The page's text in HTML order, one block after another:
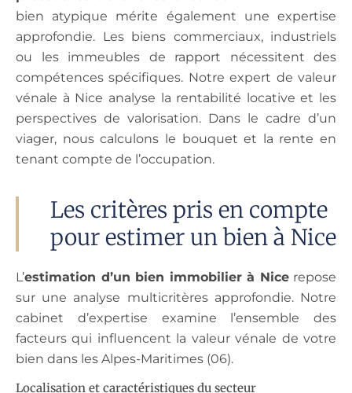
bien atypique mérite également une expertise
approfondie. Les biens commerciaux, industriels
ou les immeubles de rapport nécessitent des
compétences spécifiques. Notre expert de valeur
vénale à Nice analyse la rentabilité locative et les
perspectives de valorisation. Dans le cadre d’un
viager, nous calculons le bouquet et la rente en
tenant compte de l’occupation.
Les critères pris en compte
pour estimer un bien à Nice
L’estimation d’un bien immobilier à Nicerepose
sur une analyse multicritères approfondie. Notre
cabinet d’expertise examine l’ensemble des
facteurs qui influencent la valeur vénale de votre
bien dans les Alpes-Maritimes (06).
Localisation et caractéristiques du secteur